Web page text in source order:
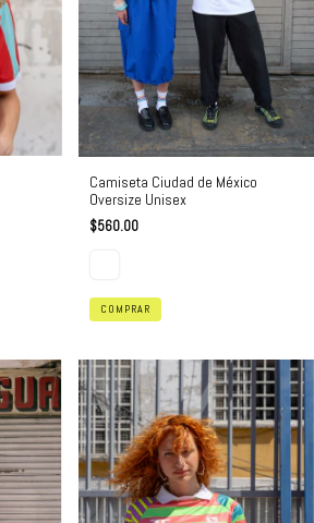
Camiseta Ciudad de México
Oversize Unisex
$560.00
COMPRAR